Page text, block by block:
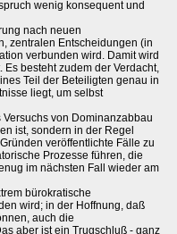
wenig konsequent und
nach neuen
zentralen Entscheidungen (in
verbunden wird. Damit wird
besteht zudem der Verdacht,
Teil der Beteiligten genau in
liegt, um selbst
von Dominanzabbau
ist, sondern in der Regel
veröffentlichte Fälle zu
Prozesse führen, die
im nächsten Fall wieder am
bürokratische
wird; in der Hoffnung, daß
auch die
aber ist ein Trugschluß - ganz